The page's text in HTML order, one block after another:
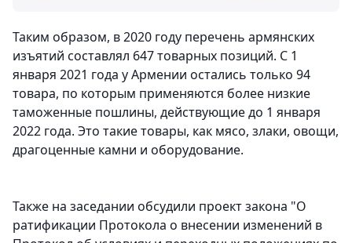
Таким образом, в 2020 году перечень армянских
изъятий составлял 647 товарных позиций. С 1
января 2021 года у Армении остались только 94
товара, по которым применяются более низкие
таможенные пошлины, действующие до 1 января
2022 года. Это такие товары, как мясо, злаки, овощи,
драгоценные камни и оборудование.
Также на заседании обсудили проект закона "О
ратификации Протокола о внесении изменений в